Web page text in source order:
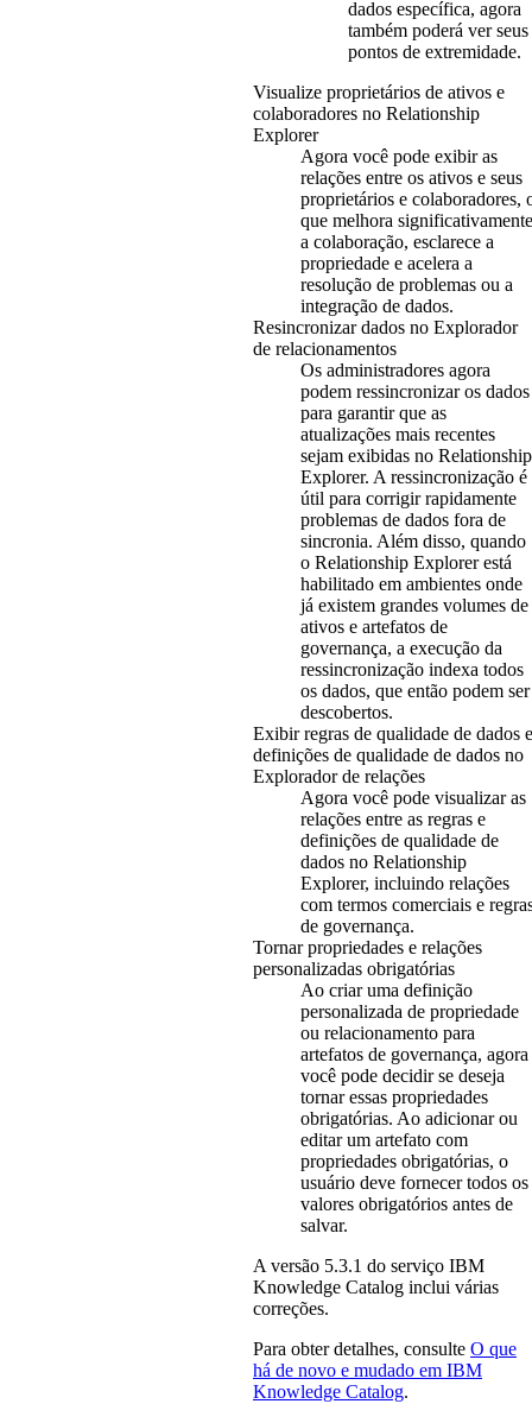
dados específica, agora
também poderá ver seus
pontos de extremidade.
Visualize proprietários de ativos e
colaboradores no Relationship
Explorer
Agora você pode exibir as
relações entre os ativos e seus
proprietários e colaboradores,
que melhora significativamente
a colaboração, esclarece a
propriedade e acelera a
resolução de problemas ou a
integração de dados.
Resincronizar dados no Explorador
de relacionamentos
Os administradores agora
podem ressincronizar os dados
para garantir que as
atualizações mais recentes
sejam exibidas no Relationship
Explorer. A ressincronização é
útil para corrigir rapidamente
problemas de dados fora de
sincronia. Além disso, quando
o Relationship Explorer está
habilitado em ambientes onde
já existem grandes volumes de
ativos e artefatos de
governança, a execução da
ressincronização indexa todos
os dados, que então podem ser
descobertos.
Exibir regras de qualidade de dados e
definições de qualidade de dados no
Explorador de relações
Agora você pode visualizar as
relações entre as regras e
definições de qualidade de
dados no Relationship
Explorer, incluindo relações
com termos comerciais e
de governança.
Tornar propriedades e relações
personalizadas obrigatórias
Ao criar uma definição
personalizada de propriedade
ou relacionamento para
artefatos de governança, agora
você pode decidir se deseja
tornar essas propriedades
obrigatórias. Ao adicionar ou
editar um artefato com
propriedades obrigatórias, o
usuário deve fornecer todos os
valores obrigatórios antes de
salvar.
A versão 5.3.1 do serviço IBM
Knowledge Catalog inclui várias
correções.
Para obter detalhes, consulte O que
há de novo e mudado em IBM
Knowledge Catalog.